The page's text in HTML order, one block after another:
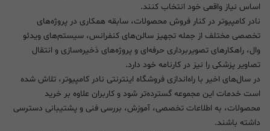
اساس نیاز واقعی خود انتخاب کنند.
نادر کامپیوتر در کنار فروش محصولات، سابقه همکاری در پروژه‌های
تخصصی مختلف از جمله تجهیز سالن‌های کنفرانس، سیستم‌های ویدئو
وال، راهکارهای تصویربرداری حرفه‌ای و پروژه‌های ذخیره‌سازی و انتقال
تصاویر پزشکی را نیز در کارنامه خود دارد.
در سال‌های اخیر با راه‌اندازی فروشگاه اینترنتی نادر کامپیوتر، تلاش شده
است خدمات این مجموعه گسترده‌تر شود و کاربران علاوه بر خرید
محصولات، به اطلاعات تخصصی، آموزش، بررسی فنی و پشتیبانی دسترسی
داشته باشند.